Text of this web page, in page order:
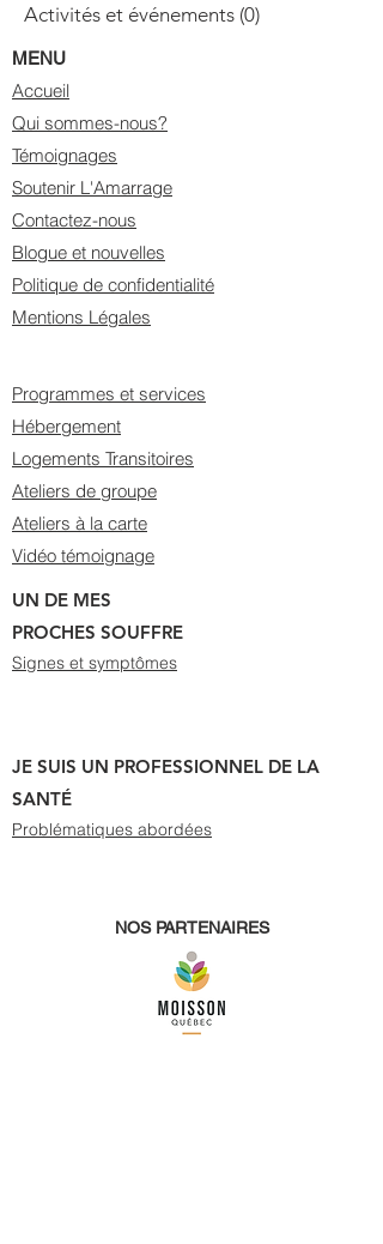
Activités et événements (0)
MENU
Accueil
Qui sommes-nous?
Témoignages
Soutenir L'Amarrage
Contactez-nous
Blogue et nouvelles
Politique de confidentialité
Mentions Légales
Programmes et services
Hébergement
Logements Transitoires
Ateliers de groupe
Ateliers à la carte
Vidéo témoignage
UN DE MES
PROCHES SOUFFRE
Signes et symptômes
JE SUIS UN PROFESSIONNEL DE LA
SANTÉ
Problématiques abordées
NOS PARTENAIRES